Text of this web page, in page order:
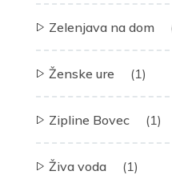
Zelenjava na dom
Ženske ure (1)
Zipline Bovec (1)
Živa voda (1)